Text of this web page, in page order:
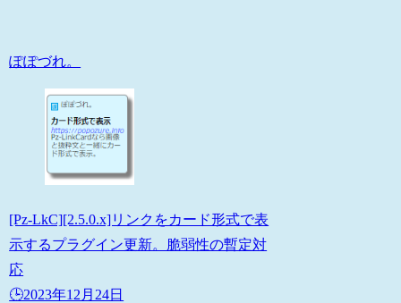
ぽぽづれ。
[Pz-LkC][2.5.0.x]リンクをカード形式で表
示するプラグイン更新。脆弱性の暫定対
応
🕒️2023年12月24日